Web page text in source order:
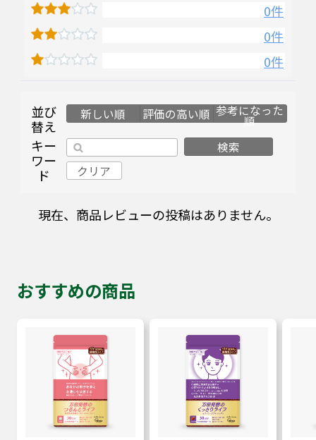
0件
0件
0件
並び
替え
新しい順 評価の高い順 参考になった
順
キー
ワー
ド
検索
クリア
現在、商品レビューの投稿はありません。
おすすめの商品